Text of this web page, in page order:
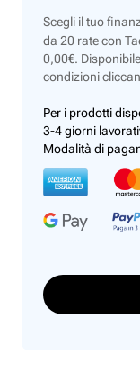
Scegli il tuo
da 20 rate con
0,00€.
condizioni
Per i prodotti
3-4 giorni
Modalità di